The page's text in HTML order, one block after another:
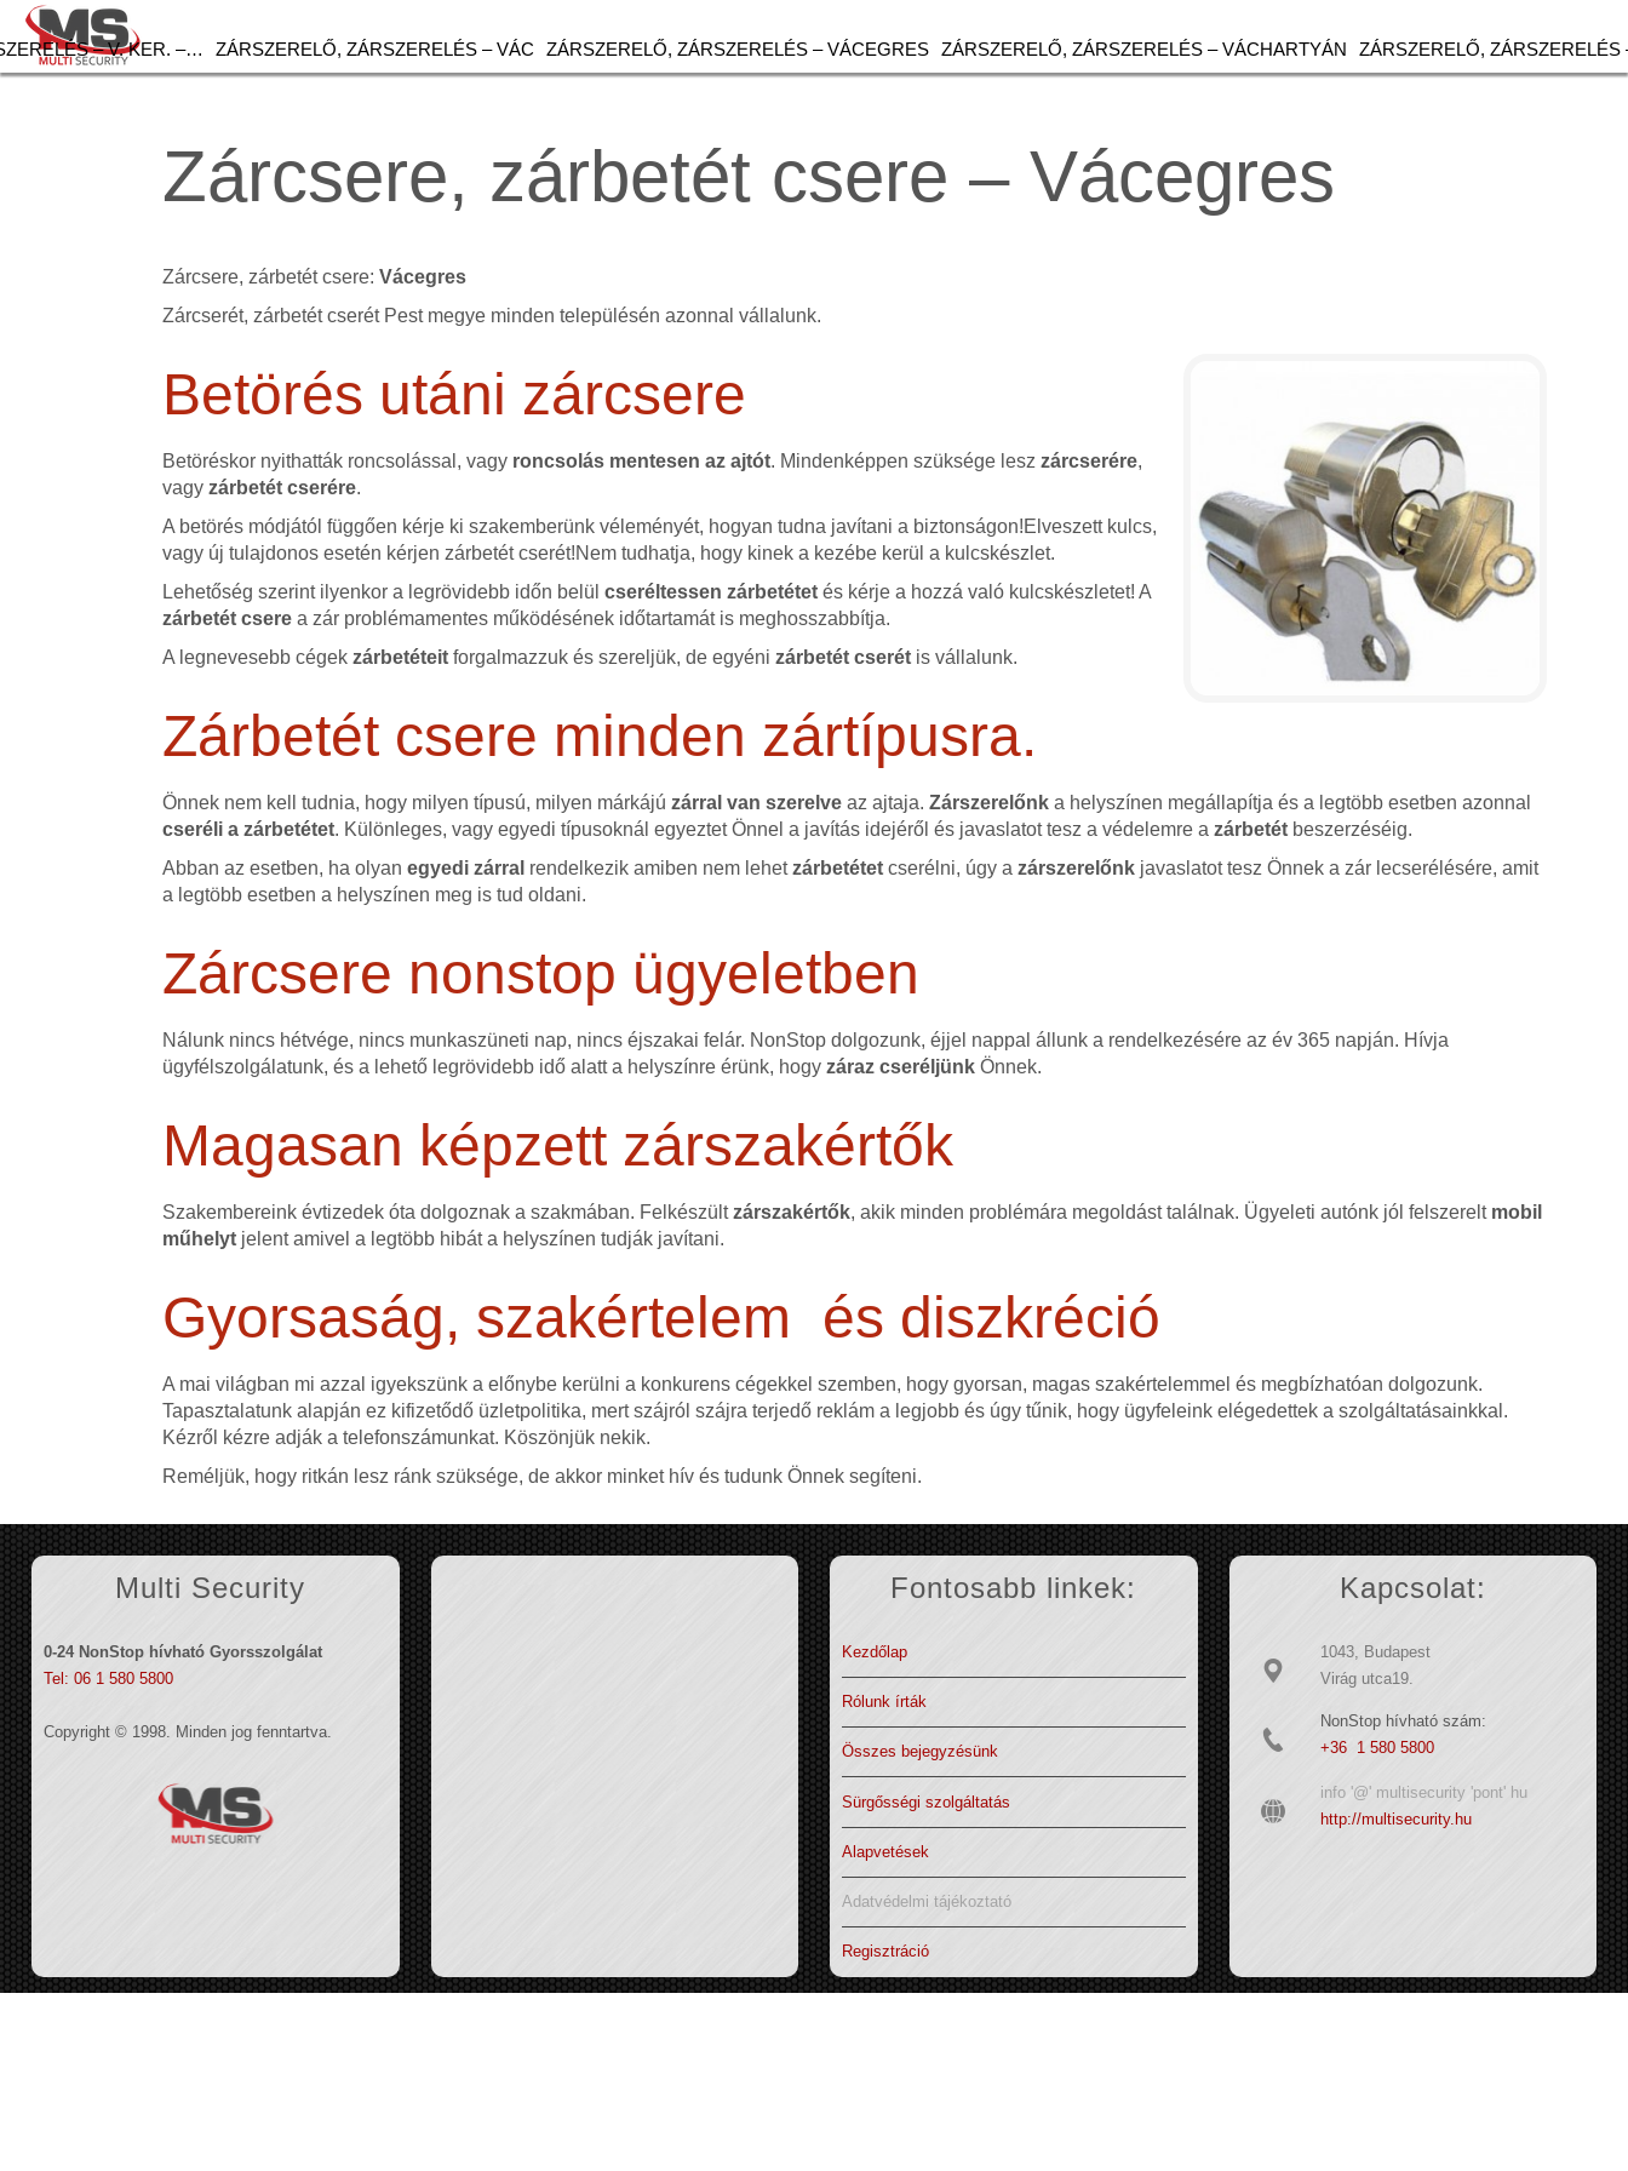
– V. KER. –… ZÁRSZERELŐ, ZÁRSZERELÉS – VÁC ZÁRSZERELŐ, ZÁRSZERELÉS – VÁCEGRES ZÁRSZERELŐ, ZÁRSZERELÉS – VÁCHARTYÁN ZÁRSZERELŐ, ZÁRSZERELÉS
Zárcsere, zárbetét csere – Vácegres
Zárcsere, zárbetét csere:Vácegres
Zárcserét, zárbetét cserét Pest megye minden településén azonnal vállalunk.
Betörés utáni zárcsere
Betöréskor nyithatták roncsolással, vagy roncsolás mentesen az ajtót. Mindenképpen szüksége leszzárcserére,
vagy zárbetét cserére.
A betörés módjától függően kérje ki szakemberünk véleményét, hogyan tudna javítani a biztonságon!Elveszett kulcs,
vagy új tulajdonos esetén kérjen zárbetét cserét!Nem tudhatja, hogy kinek a kezébe kerül a kulcskészlet.
Lehetőség szerint ilyenkor a legrövidebb időn belülcseréltessen zárbetétet és kérje a hozzá való kulcskészletet! A
zárbetét csere a zár problémamentes működésének időtartamát is meghosszabbítja.
A legnevesebb cégekzárbetéteit forgalmazzuk és szereljük, de egyénizárbetét cserét is vállalunk.
Zárbetét csere minden zártípusra.
Önnek nem kell tudnia, hogy milyen típusú, milyen márkájúzárral van szerelve az ajtaja.Zárszerelőnk a helyszínen megállapítja és a legtöbb esetben azonnal
cseréli a zárbetétet. Különleges, vagy egyedi típusoknál egyeztet Önnel a javítás idejéről és javaslatot tesz a védelemre azárbetét beszerzéséig.
Abban az esetben, ha olyanegyedi zárral rendelkezik amiben nem lehetzárbetétet cserélni, úgy a zárszerelőnk javaslatot tesz Önnek a zár lecserélésére, amit
a legtöbb esetben a helyszínen meg is tud oldani.
Zárcsere nonstop ügyeletben
Nálunk nincs hétvége, nincs munkaszüneti nap, nincs éjszakai felár. NonStop dolgozunk, éjjel nappal állunk a rendelkezésére az év 365 napján. Hívja
ügyfélszolgálatunk, és a lehető legrövidebb idő alatt a helyszínre érünk, hogyzáraz cseréljünk Önnek.
Magasan képzett zárszakértők
Szakembereink évtizedek óta dolgoznak a szakmában. Felkészültzárszakértők, akik minden problémára megoldást találnak. Ügyeleti autónk jól felszerelt mobil
műhelyt jelent amivel a legtöbb hibát a helyszínen tudják javítani.
Gyorsaság, szakértelem és diszkréció
A mai világban mi azzal igyekszünk a előnybe kerülni a konkurens cégekkel szemben, hogy gyorsan, magas szakértelemmel és megbízhatóan dolgozunk.
Tapasztalatunk alapján ez kifizetődő üzletpolitika, mert szájról szájra terjedő reklám a legjobb és úgy tűnik, hogy ügyfeleink elégedettek a szolgáltatásainkkal.
Kézről kézre adják a telefonszámunkat. Köszönjük nekik.
Reméljük, hogy ritkán lesz ránk szüksége, de akkor minket hív és tudunk Önnek segíteni.
Multi Security
0-24 NonStop hívható Gyorsszolgálat
Tel: 06 1 580 5800
Copyright © 1998. Minden jog fenntartva.
Fontosabb linkek:
Kezdőlap
Rólunk írták
Összes bejegyzésünk
Sürgősségi szolgáltatás
Alapvetések
Adatvédelmi tájékoztató
Regisztráció
Kapcsolat:
1043, Budapest
Virág utca19.
NonStop hívható szám:
+36 1 580 5800
info '@' multisecurity 'pont' hu
http://multisecurity.hu